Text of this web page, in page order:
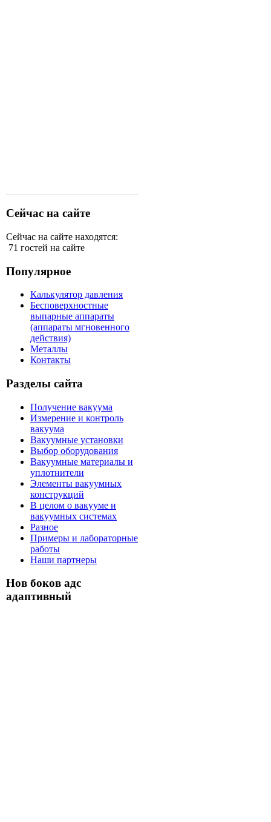
Сейчас на сайте
Сейчас на сайте находятся:
71 гостей на сайте
Популярное
Калькулятор давления
Бесповерхностные
выпарные аппараты
(аппараты мгновенного
действия)
Металлы
Контакты
Разделы сайта
Получение вакуума
Измерение и контроль
вакуума
Вакуумные установки
Выбор оборудования
Вакуумные материалы и
уплотнители
Элементы вакуумных
конструкций
В целом о вакууме и
вакуумных системах
Разное
Примеры и лабораторные
работы
Наши партнеры
Нов боков адс
адаптивный